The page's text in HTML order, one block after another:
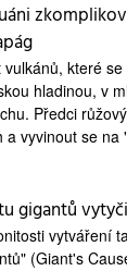
tajemství
firmy
zdraví
medicína
vulkánů, které
hladinou, v
Předci
vyvinout se na
gigantů
vytváření
(Giant's